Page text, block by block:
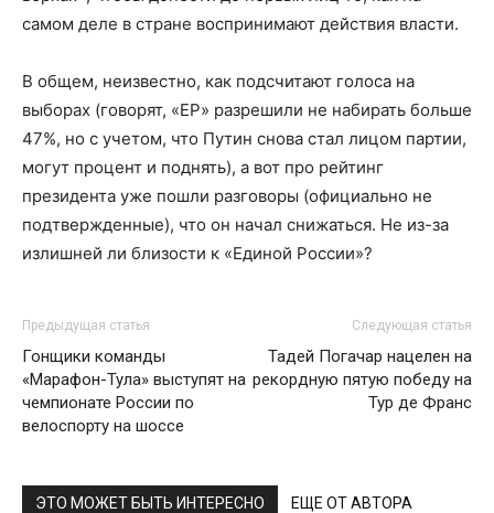
самом деле в стране воспринимают действия власти.
В общем, неизвестно, как подсчитают голоса на
выборах (говорят, «ЕР» разрешили не набирать больше
47%, но с учетом, что Путин снова стал лицом партии,
могут процент и поднять), а вот про рейтинг
президента уже пошли разговоры (официально не
подтвержденные), что он начал снижаться. Не из-за
излишней ли близости к «Единой России»?
Предыдущая статья
Гонщики команды
«Марафон-Тула» выступят на
чемпионате России по
велоспорту на шоссе
Следующая статья
Тадей Погачар нацелен на
рекордную пятую победу на
Тур де Франс
ЭТО МОЖЕТ БЫТЬ ИНТЕРЕСНО ЕЩЕ ОТ АВТОРА